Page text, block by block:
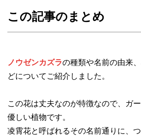
この記事のまとめ
ノウゼンカズラの種類や名前の由来
どについてご紹介しました。
この花は丈夫なのが特徴なので、ガ
優しい植物です。
凌霄花と呼ばれるその名前通りに、